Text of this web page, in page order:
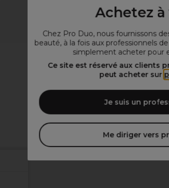
Achetez
Chez Pro Duo, nous fournissons
beauté, à la fois aux professionnels
simplement acheter pour
Ce site est réservé aux clients
peut acheter sur
Je suis un
Me diriger vers